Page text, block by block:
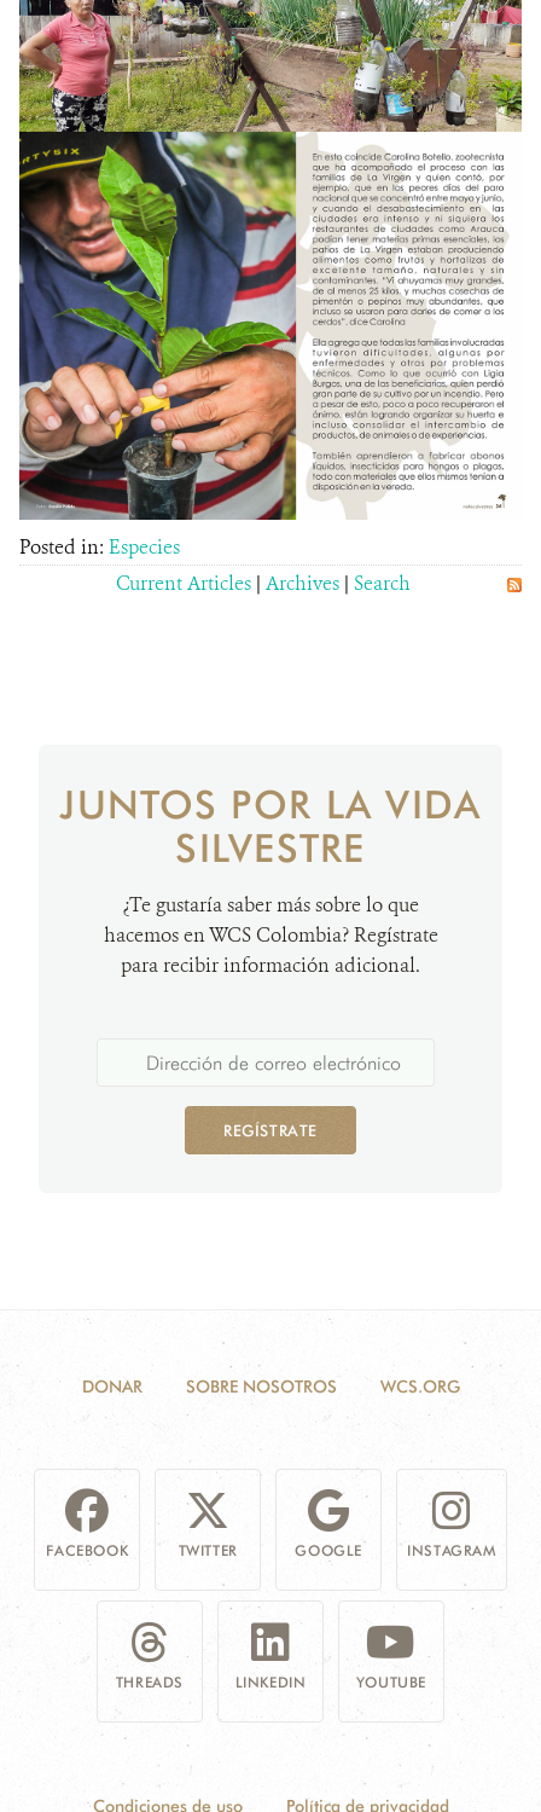
Posted in: Especies
Current Articles | Archives | Search
JUNTOS POR LA VIDA
SILVESTRE
¿Te gustaría saber más sobre lo que
hacemos en WCS Colombia? Regístrate
para recibir información adicional.
REGÍSTRATE
DONAR SOBRE NOSOTROS WCS.ORG
FACEBOOK TWITTER GOOGLE INSTAGRAM
THREADS LINKEDIN YOUTUBE
Condiciones de uso Política de privacidad